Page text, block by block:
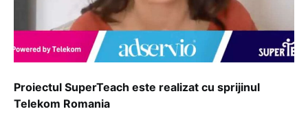
Proiectul SuperTeach este realizat cu sprijinul
Telekom Romania